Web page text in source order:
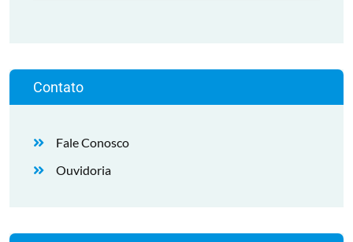
Contato
Fale Conosco
Ouvidoria